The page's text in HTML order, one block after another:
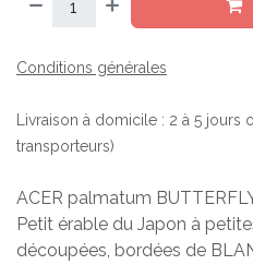
Conditions générales
Livraison à domicile : 2 à 5 jours
transporteurs)
ACER palmatum
Petit érable du Japon à
découpées, bordées de